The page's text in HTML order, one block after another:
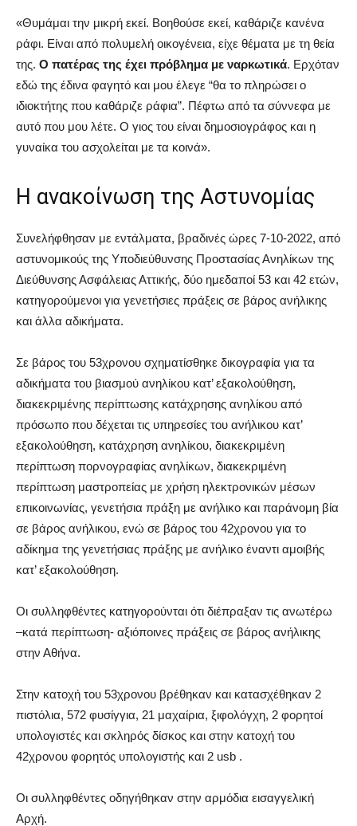
«Θυμάμαι την μικρή εκεί. Βοηθούσε εκεί, καθάριζε κανένα
ράφι. Είναι από πολυμελή οικογένεια, είχε θέματα με τη θεία
της. Ο πατέρας της έχει πρόβλημα με ναρκωτικά. Ερχόταν
εδώ της έδινα φαγητό και μου έλεγε “θα το πληρώσει ο
ιδιοκτήτης που καθάριζε ράφια”. Πέφτω από τα σύννεφα με
αυτό που μου λέτε. Ο γιος του είναι δημοσιογράφος και η
γυναίκα του ασχολείται με τα κοινά».
Η ανακοίνωση της Αστυνομίας
Συνελήφθησαν με εντάλματα, βραδινές ώρες 7-10-2022, από
αστυνομικούς της Υποδιεύθυνσης Προστασίας Ανηλίκων της
Διεύθυνσης Ασφάλειας Αττικής, δύο ημεδαποί 53 και 42 ετών,
κατηγορούμενοι για γενετήσιες πράξεις σε βάρος ανήλικης
και άλλα αδικήματα.
Σε βάρος του 53χρονου σχηματίσθηκε δικογραφία για τα
αδικήματα του βιασμού ανηλίκου κατ’ εξακολούθηση,
διακεκριμένης περίπτωσης κατάχρησης ανηλίκου από
πρόσωπο που δέχεται τις υπηρεσίες του ανήλικου κατ’
εξακολούθηση, κατάχρηση ανηλίκου, διακεκριμένη
περίπτωση πορνογραφίας ανηλίκων, διακεκριμένη
περίπτωση μαστροπείας με χρήση ηλεκτρονικών μέσων
επικοινωνίας, γενετήσια πράξη με ανήλικο και παράνομη βία
σε βάρος ανήλικου, ενώ σε βάρος του 42χρονου για το
αδίκημα της γενετήσιας πράξης με ανήλικο έναντι αμοιβής
κατ’ εξακολούθηση.
Οι συλληφθέντες κατηγορούνται ότι διέπραξαν τις ανωτέρω
–κατά περίπτωση- αξιόποινες πράξεις σε βάρος ανήλικης
στην Αθήνα.
Στην κατοχή του 53χρονου βρέθηκαν και κατασχέθηκαν 2
πιστόλια, 572 φυσίγγια, 21 μαχαίρια, ξιφολόγχη, 2 φορητοί
υπολογιστές και σκληρός δίσκος και στην κατοχή του
42χρονου φορητός υπολογιστής και 2 usb .
Οι συλληφθέντες οδηγήθηκαν στην αρμόδια εισαγγελική
Αρχή.